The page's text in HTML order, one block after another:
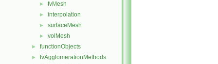
► fvMesh
► interpolation
► surfaceMesh
► volMesh
► functionObjects
► fvAgglomerationMethods